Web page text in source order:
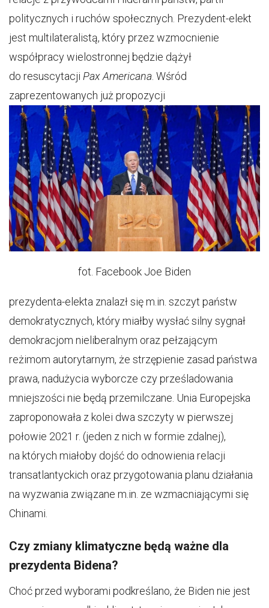
politycznych i ruchów społecznych. Prezydent-elekt
jest multilateralistą, który przez wzmocnienie
współpracy wielostronnej będzie dążył
do resuscytacji Pax Americana . Wśród
zaprezentowanych już propozycji
fot. Facebook Joe Biden
prezydenta-elekta znalazł się m.in. szczyt państw
demokratycznych, który miałby wysłać silny sygnał
demokracjom nieliberalnym oraz pełzającym
reżimom autorytarnym, że strzępienie zasad państwa
prawa, nadużycia wyborcze czy prześladowania
mniejszości nie będą przemilczane. Unia Europejska
zaproponowała z kolei dwa szczyty w pierwszej
połowie 2021 r. (jeden z nich w formie zdalnej),
na których miałoby dojść do odnowienia relacji
transatlantyckich oraz przygotowania planu działania
na wyzwania związane m.in. ze wzmacniającymi się
Chinami.
Czy zmiany klimatyczne będą ważne dla
prezydenta Bidena?
Choć przed wyborami podkreślano, że Biden nie jest